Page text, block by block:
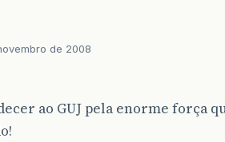
de 2008
ao GUJ pela enorme força